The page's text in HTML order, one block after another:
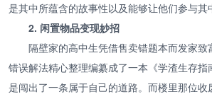
是其中所蕴含的故事性以及能够让他们参与其
2. 闲置物品变现妙招
隔壁家的高中生凭借售卖错题本而发家致
错误解法精心整理编纂成了一本《学渣生存指
是闯出了一条属于自己的道路。而楼里那位收